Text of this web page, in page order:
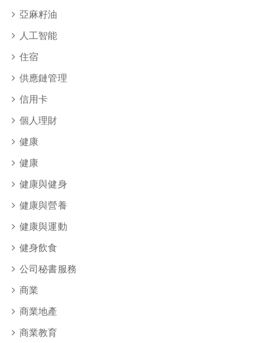
亞麻籽油
人工智能
住宿
供應鏈管理
信用卡
個人理財
健康
健康
健康與健身
健康與營養
健康與運動
健身飲食
公司秘書服務
商業
商業地產
商業教育